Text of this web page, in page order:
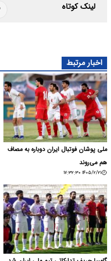
لینک کوتاه
اخبار مرتبط
ملی پوشان فوتبال ایران دوباره به مصاف
هم می‌روند
۱۴۰۵/۲/۲۱ ۱۷:۳۲:۳۰